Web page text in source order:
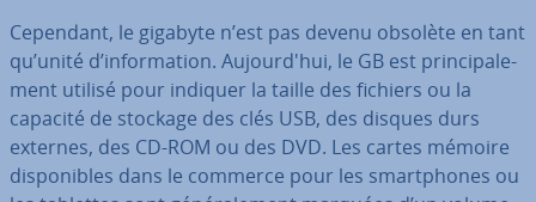
Cependant, le gigabyte n’est pas devenu obsolète en tant
qu’unité d’in­for­ma­tion. Au­jour­d'hui, le GB est prin­ci­pa­le­
ment utilisé pour indiquer la taille des fichiers ou la
capacité de stockage des clés USB, des disques durs
externes, des CD-ROM ou des DVD. Les cartes mémoire
dis­po­nibles dans le commerce pour les smart­phones ou